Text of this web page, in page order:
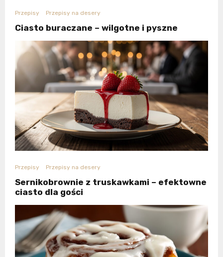
Przepisy Przepisy na desery
Ciasto buraczane – wilgotne i pyszne
Przepisy Przepisy na desery
Sernikobrownie z truskawkami – efektowne
ciasto dla gości